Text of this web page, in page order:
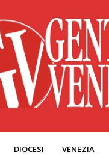
DIOCESI VENEZIA